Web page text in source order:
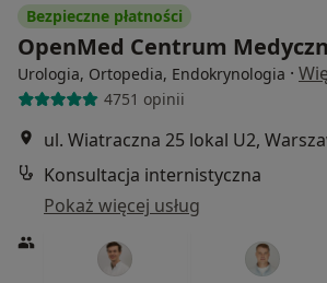
Bezpieczne płatności
OpenMed Centrum
Urologia, Ortopedia, Endokrynologia ·
4751 opinii
ul. Wiatraczna 25 lokal U2,
Konsultacja internistyczna
Pokaż więcej usług